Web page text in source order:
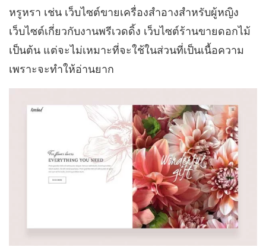
หรูหรา เช่น เว็บไซต์ขายเครื่องสำอางสำหรับผู้หญิง
เว็บไซต์เกี่ยวกับงานพรีเวดดิ้ง เว็บไซต์ร้านขายดอกไม้
เป็นต้น แต่จะไม่เหมาะที่จะใช้ในส่วนที่เป็นเนื้อความ
เพราะจะทำให้อ่านยาก